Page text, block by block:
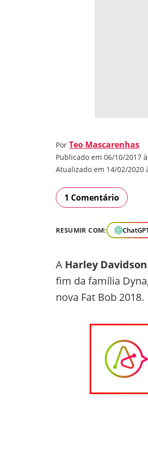
Por Teo Mascarenhas
Publicado em 06/10/2017
Atualizado em 14/02/2020
1 Comentário
RESUMIR COM:
A Harley Davidson
fim da família
nova Fat Bob 2018.